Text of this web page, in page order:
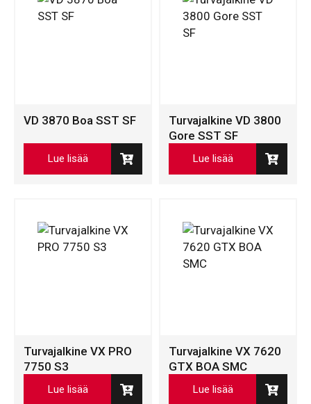
VD 3870 Boa SST SF
Lue lisää
Turvajalkine VD 3800
Gore SST SF
Lue lisää
Turvajalkine VX PRO
7750 S3
Lue lisää
Turvajalkine VX 7620
GTX BOA SMC
Lue lisää